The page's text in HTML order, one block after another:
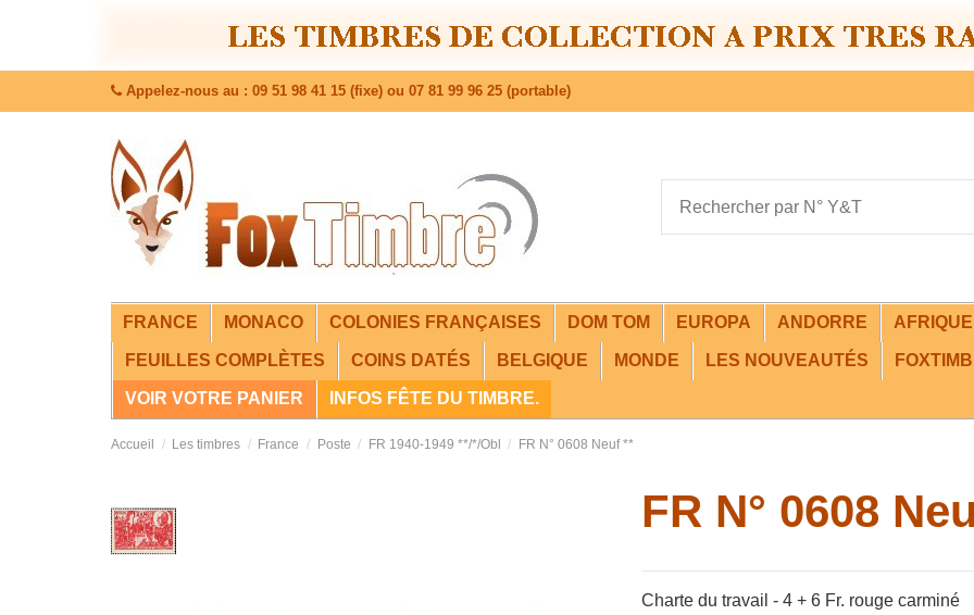
Appelez-nous au : 09 51 98 41 15 (fixe) ou 07 81 99 96 25 (portable)
FRANCE MONACO COLONIES FRANÇAISES DOM TOM EUROPA ANDORRE
FEUILLES COMPLÈTES COINS DATÉS BELGIQUE MONDE LES NOUVEAUTÉS
VOIR VOTRE PANIER INFOS FÊTE DU TIMBRE.
Accueil Les timbres France Poste FR 1940-1949 **/*/Obl FR N° 0608 Neuf **
FR N° 0608
Charte du travail - 4 + 6 Fr. rouge carminé